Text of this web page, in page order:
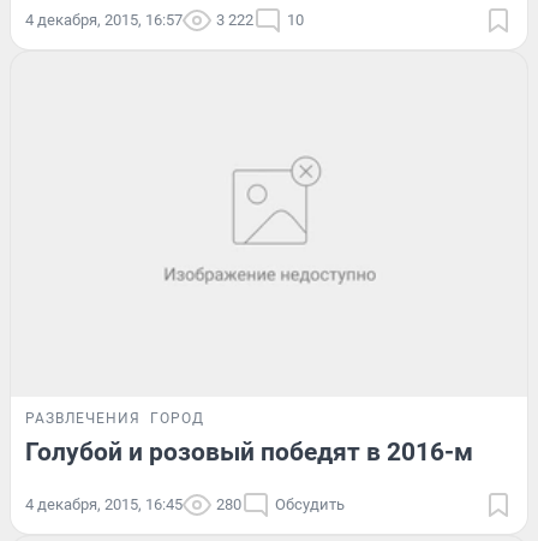
4 декабря, 2015, 16:57 3 222 10
РАЗВЛЕЧЕНИЯ ГОРОД
Голубой и розовый победят в 2016-м
4 декабря, 2015, 16:45 280 Обсудить